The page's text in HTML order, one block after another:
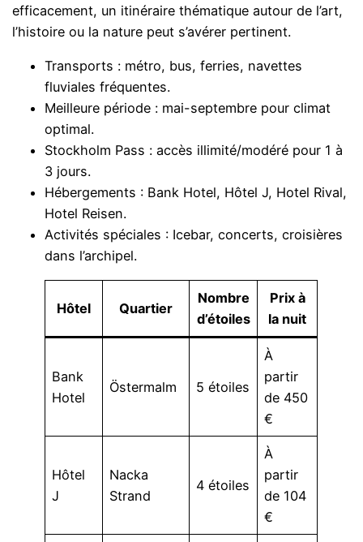
efficacement, un itinéraire thématique autour de l’art,
l’histoire ou la nature peut s’avérer pertinent.
Transports : métro, bus, ferries, navettes
fluviales fréquentes.
Meilleure période : mai-septembre pour climat
optimal.
Stockholm Pass : accès illimité/modéré pour 1 à
3 jours.
Hébergements : Bank Hotel, Hôtel J, Hotel Rival,
Hotel Reisen.
Activités spéciales : Icebar, concerts, croisières
dans l’archipel.
Hôtel Quartier
Nombre
d’étoiles
Prix à
la nuit
Bank
Hotel
Östermalm 5 étoiles
À
partir
de 450
€
Hôtel
J
Nacka
Strand
4 étoiles
À
partir
de 104
€